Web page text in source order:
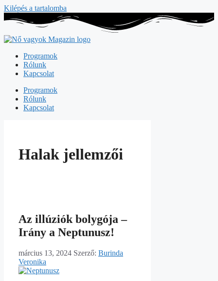
Kilépés a tartalomba
Programok
Rólunk
Kapcsolat
Programok
Rólunk
Kapcsolat
Halak jellemzői
Az illúziók bolygója –
Irány a Neptunusz!
március 13, 2024 Szerző: Burinda
Veronika